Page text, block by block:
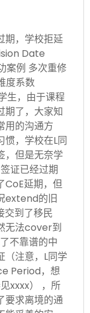
期，学校拒延
Date
案例 多次重修
度系数
，由于课程
期了，大家知
用的沟通方
惯，学校在L同
，但是无奈学
证已经过期
CoE延期，但
extend的旧
交到了移民
无法cover到
不靠谱的中
（注意，L同学
Period，想
xxxx） ，所
要求离境的通